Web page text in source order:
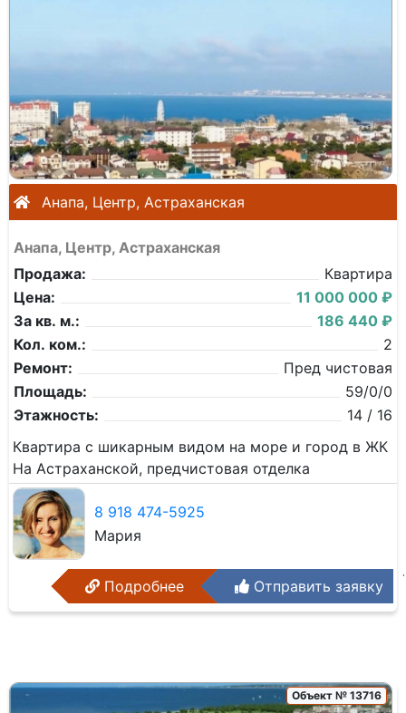
Анапа, Центр, Астраханская
Анапа, Центр, Астраханская
Продажа:
Квартира
Цена:
11 000 000 ₽
За кв. м.:
186 440 ₽
Кол. ком.:
2
Ремонт:
Пред чистовая
Площадь:
59/0/0
Этажность:
14 / 16
Квартира с шикарным видом на море и город в ЖК
На Астраханской, предчистовая отделка
8 918 474-5925
Мария
Подробнее Отправить заявку
Объект № 13716